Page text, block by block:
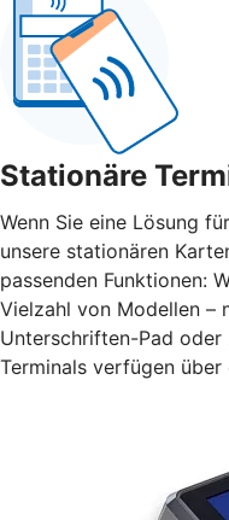
Stationäre
Wenn Sie eine Lösung
unsere stationären
passenden Funktionen:
Vielzahl von Modellen –
Unterschriften-Pad oder
Terminals verfügen über